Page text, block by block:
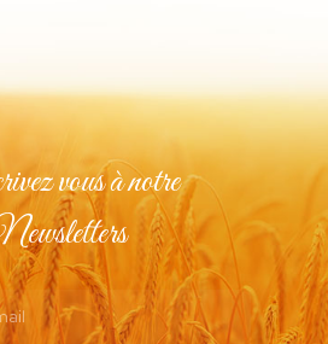
vous à notre